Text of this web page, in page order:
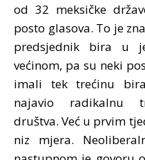
od 32 meksičke
posto glasova. To je
predsjednik bira u
većinom, pa su neki
imali tek trećinu
najavio radikalnu
društva. Već u prvim
niz mjera.